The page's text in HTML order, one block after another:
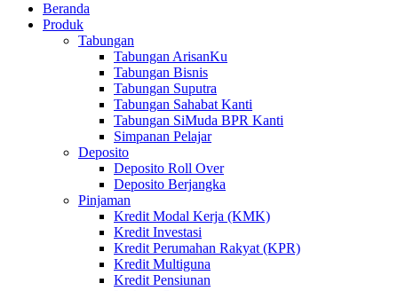
Beranda
Produk
Tabungan
Tabungan ArisanKu
Tabungan Bisnis
Tabungan Suputra
Tabungan Sahabat Kanti
Tabungan SiMuda BPR Kanti
Simpanan Pelajar
Deposito
Deposito Roll Over
Deposito Berjangka
Pinjaman
Kredit Modal Kerja (KMK)
Kredit Investasi
Kredit Perumahan Rakyat (KPR)
Kredit Multiguna
Kredit Pensiunan